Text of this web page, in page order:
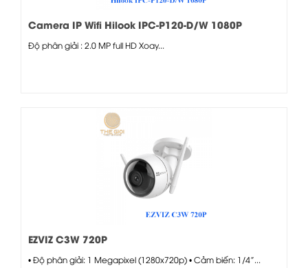
Camera IP Wifi Hilook IPC-P120-D/W 1080P
Độ phân giải : 2.0 MP full HD Xoay...
EZVIZ C3W 720P
• Độ phân giải: 1 Megapixel (1280x720p) • Cảm biến: 1/4”...